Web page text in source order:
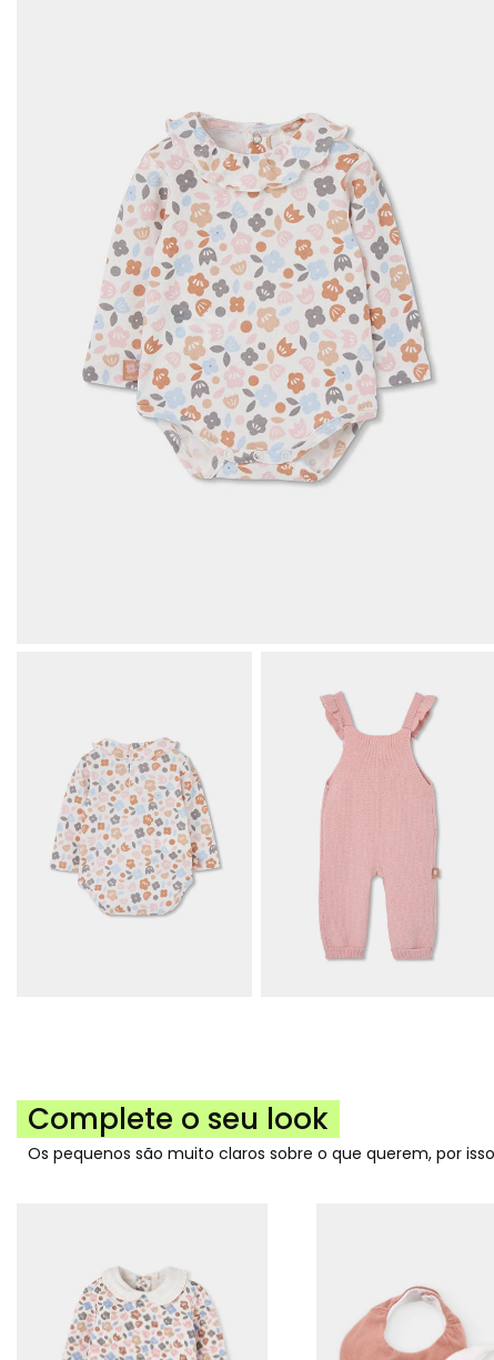
Complete o seu look
Os pequenos são muito claros sobre o que querem, por